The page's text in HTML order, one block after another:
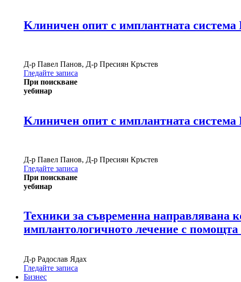
Kлиничен опит с имплантната система
Д-р Павел Панов, Д-р Пресиян Кръстев
Гледайте записа
При поискване
уебинар
Kлиничен опит с имплантната
Д-р Павел Панов, Д-р Пресиян Кръстев
Гледайте записа
При поискване
уебинар
Техники за съвременна направлявана
имплантологичното лечение с
Д-р Радослав Ядах
Гледайте записа
Бизнес